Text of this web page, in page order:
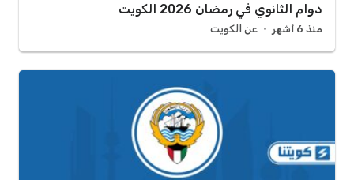
دوام الثانوي في رمضان 2026 الكويت
منذ 6 أشهر عن الكويت